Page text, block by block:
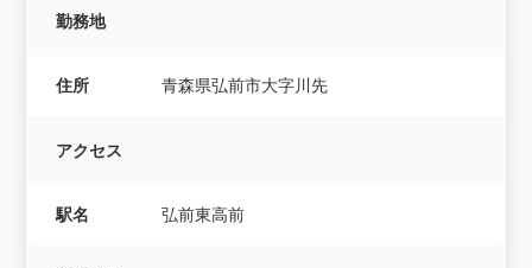
勤務地
住所 青森県弘前市大字川先
アクセス
駅名 弘前東高前